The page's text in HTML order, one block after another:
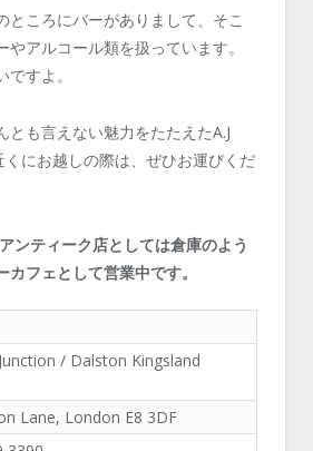
ところにバーがありまして、そこ
やアルコール類を扱っています。
すよ。
とも言えない魅力をたたえたA.J
にお越しの際は、ぜひお運びくだ
ンティーク店としては倉庫のよう
フェとして営業中です。
/ Dalston Kingsland
Lane, London E8 3DF